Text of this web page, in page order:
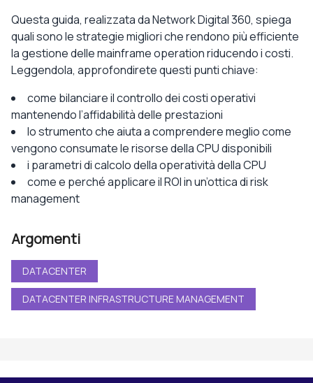
Questa guida, realizzata da Network Digital 360, spiega
quali sono le strategie migliori che rendono più efficiente
la gestione delle mainframe operation riducendo i costi.
Leggendola, approfondirete questi punti chiave:
come bilanciare il controllo dei costi operativi
mantenendo l’affidabilità delle prestazioni
lo strumento che aiuta a comprendere meglio come
vengono consumate le risorse della CPU disponibili
i parametri di calcolo della operatività della CPU
come e perché applicare il ROI in un’ottica di risk
management
Argomenti
DATACENTER
DATACENTER INFRASTRUCTURE MANAGEMENT